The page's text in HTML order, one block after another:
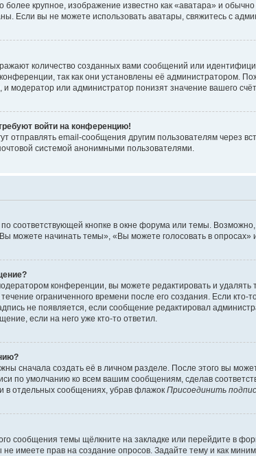
крупное, изображение известно как «аватара» и
Если вы не можете использовать аватары, свяжитесь с
количество созданных вами сообщений или
так как они установлены её администратором.
модератор или администратор понизят значение вашего
войти на конференцию!
отправлять email-сообщения другим пользователям
системой анонимными пользователями.
соответствующей кнопке в окне форума или темы.
можете начинать темы», «Вы можете голосовать в опросах»
конференции, вы можете редактировать и
ограниченного времени после его создания. Если
не появляется, если сообщение редактировал
если на него уже кто-то ответил.
сначала создать её в личном разделе. После этого вы
по умолчанию ко всем вашим сообщениям, сделав
в отдельных сообщениях, убрав флажок Присоединить
сообщения темы щёлкните на закладке или перейдите в
имеете прав на создание опросов. Задайте тему и как